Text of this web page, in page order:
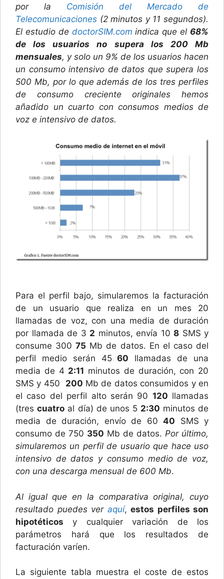
por la Comisión del Mercado de
Telecomunicaciones (2 minutos y 11 segundos).
El estudio de doctorSIM.com indica que el 68%
de los usuarios no supera los 200 Mb
mensuales, y solo un 9% de los usuarios hacen
un consumo intensivo de datos que supera los
500 Mb, por lo que además de los tres perfiles
de consumo creciente originales hemos
añadido un cuarto con consumos medios de
voz e intensivo de datos.
Para el perfil bajo, simularemos la facturación
de un usuario que realiza en un mes 20
llamadas de voz, con una media de duración
por llamada de 3 2 minutos, envía 10 8 SMS y
consume 300 75 Mb de datos. En el caso del
perfil medio serán 4560 llamadas de una
media de 4 2:11 minutos de duración, con 20
SMS y 450 200 Mb de datos consumidos y en
el caso del perfil alto serán 90 120 llamadas
(tres cuatro al día) de unos 5 2:30 minutos de
media de duración, envío de 60 40 SMS y
consumo de 750 350 Mb de datos. Por último,
simularemos un perfil de usuario que hace uso
intensivo de datos y consumo medio de voz,
con una descarga mensual de 600 Mb.
Al igual que en la comparativa original, cuyo
resultado puedes ver aquí, estos perfiles son
hipotéticos y cualquier variación de los
parámetros hará que los resultados de
facturación varíen.
La siguiente tabla muestra el coste de estos